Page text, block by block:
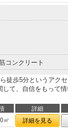
コンクリート
徒歩5分というアク
て、自信をもって情
詳細
㎡ 詳細を見る